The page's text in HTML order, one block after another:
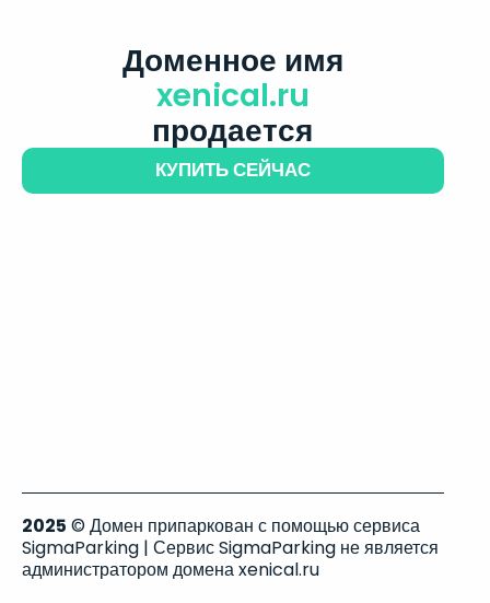
Доменное имя
xenical.ru
продается
КУПИТЬ СЕЙЧАС
2025 © Домен припаркован с помощью сервиса
SigmaParking | Сервис SigmaParking не является
администратором домена xenical.ru